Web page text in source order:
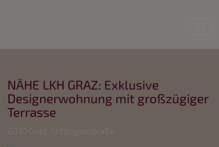
NÄHE LKH GRAZ: Exklusive
Designerwohnung mit großzügiger
Terrasse
8010 Graz , Stiftingtalstraße